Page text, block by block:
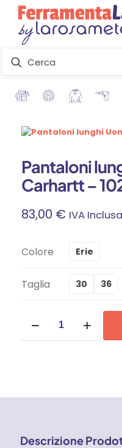
Pantaloni
Carhartt –
83,00 € IVA Inclusa
Colore Erie
Taglia 30 36
lunghi
Uomo
Descrizione